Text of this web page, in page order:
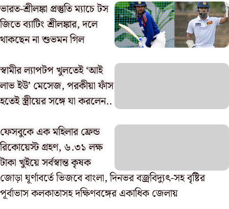
ভারত-শ্রীলঙ্কা প্রস্তুতি ম্যাচে টস
জিতে ব্যাটিং শ্রীলঙ্কার, দলে
থাকছেন না শুভমন গিল
স্বামীর ল্যাপটপ খুলতেই ‘আই
লাভ ইউ’ মেসেজ, পরকীয়া ফাঁস
হতেই স্ত্রীয়ের সঙ্গে যা করলেন..
ফেসবুকে এক মহিলার ফ্রেন্ড
রিকোয়েস্ট গ্রহণ, ৬.৩১ লক্ষ
টাকা খুইয়ে সর্বস্বান্ত কৃষক
জোড়া ঘূর্ণাবর্তে ভিজবে বাংলা, দিনভর বজ্রবিদ্যুৎ-সহ বৃষ্টির
পূর্বাভাস কলকাতাসহ দক্ষিণবঙ্গের একাধিক জেলায়